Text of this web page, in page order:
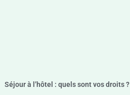
Séjour à l’hôtel : quels sont vos droits ?